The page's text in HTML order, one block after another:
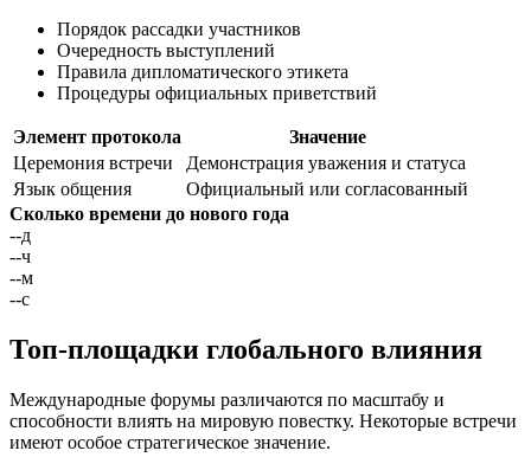
Порядок рассадки участников
Очередность выступлений
Правила дипломатического этикета
Процедуры официальных приветствий
Элемент протокола
Значение
Церемония встречи
Демонстрация уважения и статуса
Язык общения
Официальный или согласованный
Сколько времени до нового года
--д
--ч
--м
--с
Топ-площадки глобального влияния
Международные форумы различаются по масштабу и
способности влиять на мировую повестку. Некоторые встречи
имеют особое стратегическое значение.